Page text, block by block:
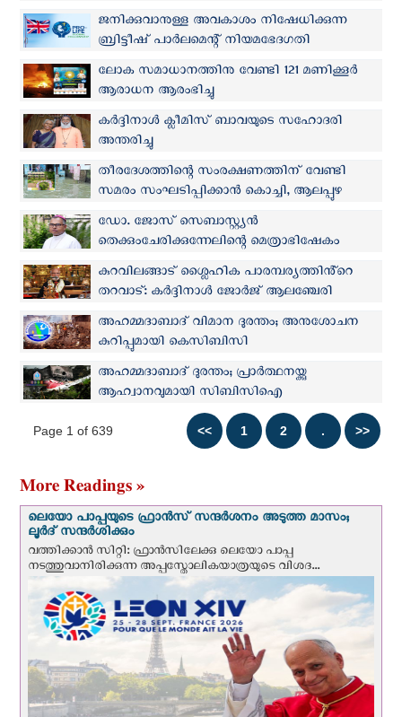
ജനിക്കുവാനുള്ള അവകാശം നിഷേധിക്കുന്ന
ബ്രിട്ടീഷ് പാർലമെന്റ് നിയമഭേദഗതി
നടപ്പിലാക്കരുത്: പ്രോലൈഫ് ഗ്ലോബൽ
ഫെലോഷിപ്
ലോക സമാധാനത്തിനു വേണ്ടി 121 മണിക്കൂർ
ആരാധന ആരംഭിച്ചു
കര്‍ദ്ദിനാള്‍ ക്ലീമിസ് ബാവയുടെ സഹോദരി
അന്തരിച്ചു
തീരദേശത്തിന്റെ സംരക്ഷണത്തിന് വേണ്ടി
സമരം സംഘടിപ്പിക്കാൻ കൊച്ചി, ആലപ്പുഴ
രൂപതകള്‍
ഡോ. ജോസ് സെബാസ്റ്റ്യൻ
തെക്കുംചേരിക്കുന്നേലിന്റെ മെത്രാഭിഷേകം
ജൂലൈ 12ന്
കുറവിലങ്ങാട് ശ്ലൈഹിക പാരമ്പര്യത്തിൻ്റെ
തറവാട്: കർദ്ദിനാൾ ജോർജ് ആലഞ്ചേരി
അഹമ്മദാബാദ് വിമാന ദുരന്തം; അനുശോചന
കുറിപ്പുമായി കെസിബിസി
അഹമ്മദാബാദ് ദുരന്തം; പ്രാര്‍ത്ഥനയ്ക്കു
ആഹ്വാനവുമായി സി‌ബി‌സി‌ഐ
Page 1 of 639
More Readings »
ലെയോ പാപ്പയുടെ ഫ്രാന്‍സ് സന്ദര്‍ശനം അടുത്ത മാസം;
ലൂര്‍ദ് സന്ദര്‍ശിക്കും
വത്തിക്കാന്‍ സിറ്റി: ഫ്രാൻസിലേക്കു ലെയോ പാപ്പ
നടത്തുവാനിരിക്കുന്ന അപ്പസ്തോലികയാത്രയുടെ വിശദ...